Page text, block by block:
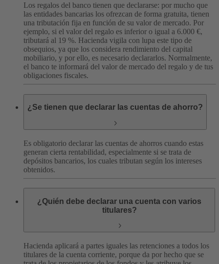
Los regalos del banco tienen que declararse: por mucho que
las entidades bancarias los ofrezcan de forma gratuita, tienen
una tributación fija en función de su valor de mercado. Por
ejemplo, si el valor del regalo es inferior o igual a 6.000 €,
tributará al 19 %. Hacienda vigila con lupa este tipo de
obsequios, ya que los considera rendimiento del capital
mobiliario, y por ello, es necesario declararlos. Normalmente,
el banco te informará del valor de mercado del regalo y de tus
obligaciones fiscales.
¿Se tienen que declarar las cuentas de ahorro?
Es obligatorio declarar las cuentas de ahorros cuando estas
generan cierta rentabilidad, especialmente si se trata de
depósitos bancarios, los cuales tributan según los intereses
obtenidos.
¿Quién debe declarar una cuenta con varios
titulares?
Hacienda aplicará a partes iguales las retenciones a todos los
titulares de la cuenta corriente, porque da por hecho que se